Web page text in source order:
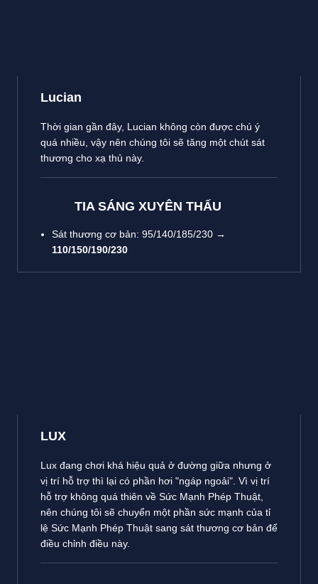
Lucian
Thời gian gần đây, Lucian không còn được chú ý
quá nhiều, vậy nên chúng tôi sẽ tăng một chút sát
thương cho xạ thủ này.
TIA SÁNG XUYÊN THẤU
Sát thương cơ bản: 95/140/185/230 →
110/150/190/230
LUX
Lux đang chơi khá hiệu quả ở đường giữa nhưng ở
vị trí hỗ trợ thì lại có phần hơi "ngáp ngoải". Vì vị trí
hỗ trợ không quá thiên về Sức Mạnh Phép Thuật,
nên chúng tôi sẽ chuyển một phần sức mạnh của tỉ
lệ Sức Mạnh Phép Thuật sang sát thương cơ bản để
điều chỉnh điều này.